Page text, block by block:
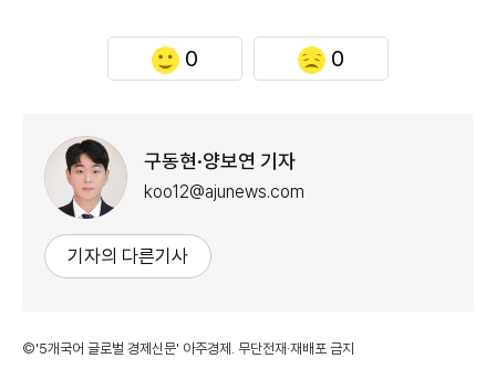
0 0
구동현·양보연 기자
koo12@ajunews.com
기자의 다른기사
©'5개국어 글로벌 경제신문' 아주경제. 무단전재·재배포 금지